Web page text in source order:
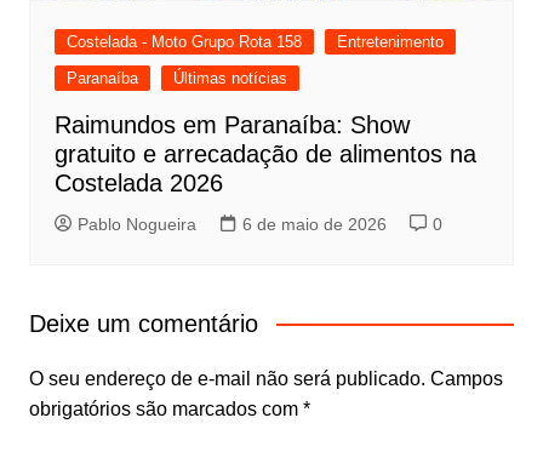
Costelada - Moto Grupo Rota 158
Entretenimento
Paranaíba
Últimas notícias
Raimundos em Paranaíba: Show
gratuito e arrecadação de alimentos na
Costelada 2026
Pablo Nogueira 6 de maio de 2026 0
Deixe um comentário
O seu endereço de e-mail não será publicado. Campos
obrigatórios são marcados com *